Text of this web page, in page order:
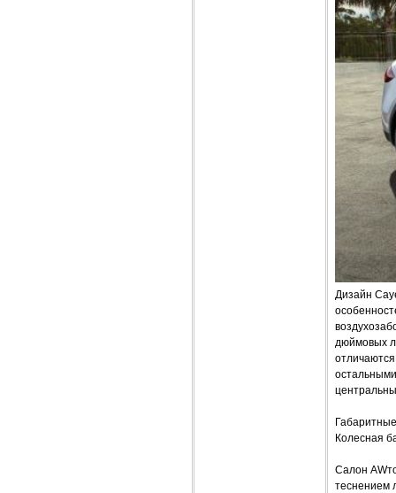
Дизайн
дюймовых
Колесная
Салон
теснением